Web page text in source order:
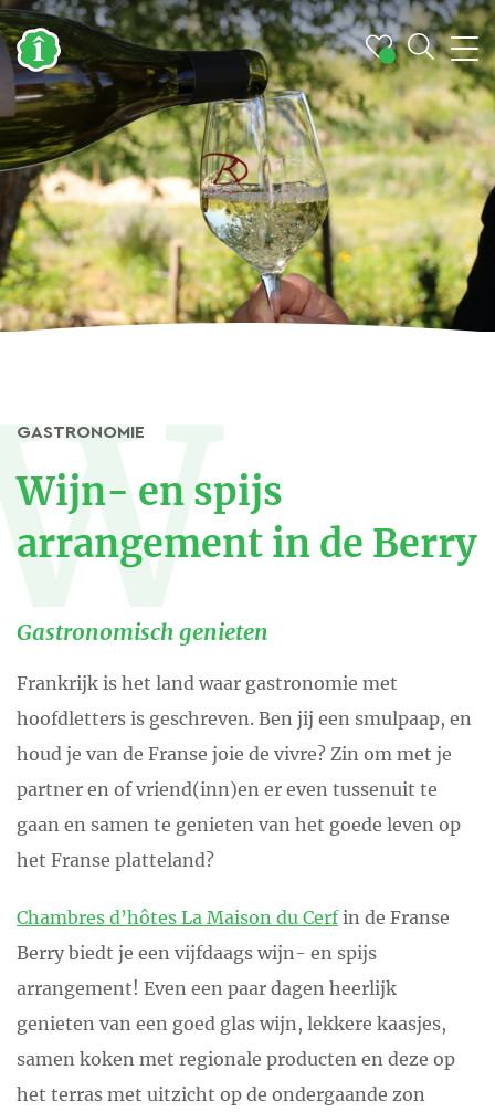
GASTRONOMIE
Wijn- en spijs
arrangement in de Berry
Gastronomisch genieten
Frankrijk is het land waar gastronomie met
hoofdletters is geschreven. Ben jij een smulpaap, en
houd je van de Franse joie de vivre? Zin om met je
partner en of vriend(inn)en er even tussenuit te
gaan en samen te genieten van het goede leven op
het Franse platteland?
Chambres d’hôtes La Maison du Cerfin de Franse
Berry biedt je een vijfdaags wijn- en spijs
arrangement! Even een paar dagen heerlijk
genieten van een goed glas wijn, lekkere kaasjes,
samen koken met regionale producten en deze op
het terras met uitzicht op de ondergaande zon